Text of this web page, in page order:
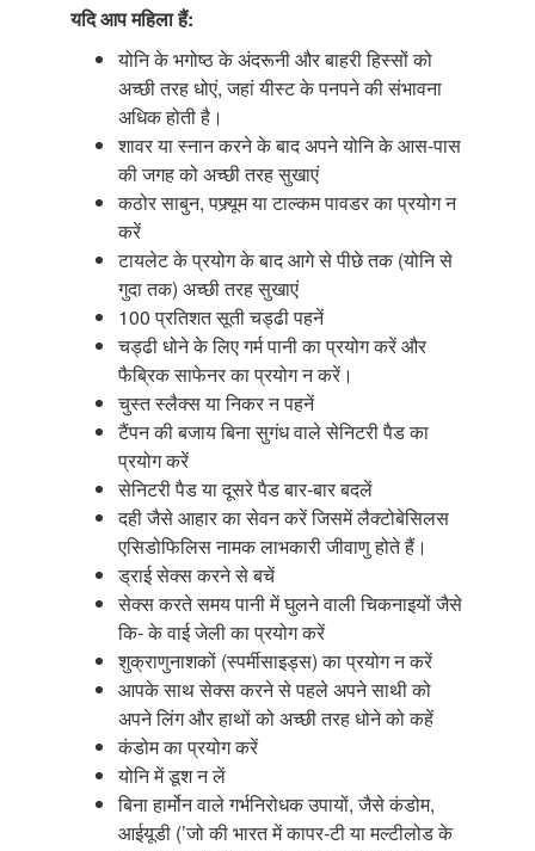
यदि आप महिला हैं:
योनि के भगोष्ठ के अंदरूनी और बाहरी हिस्सों को
अच्छी तरह धोएं, जहां यीस्ट के पनपने की संभावना
अधिक होती है।
शावर या स्नान करने के बाद अपने योनि के आस-पास
की जगह को अच्छी तरह सुखाएं
कठोर साबुन, पफ्र्यूम या टाल्कम पावडर का प्रयोग न
करें
टायलेट के प्रयोग के बाद आगे से पीछे तक (योनि से
गुदा तक) अच्छी तरह सुखाएं
100 प्रतिशत सूती चड्ढी पहनें
चड्ढी धोने के लिए गर्म पानी का प्रयोग करें और
फैब्रिक साफेनर का प्रयोग न करें।
चुस्त स्लैक्स या निकर न पहनें
टैंपन की बजाय बिना सुगंध वाले सेनिटरी पैड का
प्रयोग करें
सेनिटरी पैड या दूसरे पैड बार-बार बदलें
दही जैसे आहार का सेवन करें जिसमें लैक्टोबेसिलस
एसिडोफिलिस नामक लाभकारी जीवाणु होते हैं।
ड्राई सेक्स करने से बचें
सेक्स करते समय पानी में घुलने वाली चिकनाइयों जैसे
कि- के वाई जेली का प्रयोग करें
शुक्राणुनाशकों (स्पर्मीसाइड्स) का प्रयोग न करें
आपके साथ सेक्स करने से पहले अपने साथी को
अपने लिंग और हाथों को अच्छी तरह धोने को कहें
कंडोम का प्रयोग करें
योनि में डूश न लें
बिना हार्मोन वाले गर्भनिरोधक उपायों, जैसे कंडोम,
आईयूडी (’जो की भारत में कापर-टी या मल्टीलोड के